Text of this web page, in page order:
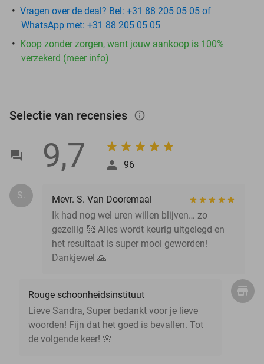
Vragen over de deal? Bel: +31 88 205 05 05 of
WhatsApp met: +31 88 205 05 05
Koop zonder zorgen, want jouw aankoop is 100%
verzekerd (meer info)
Selectie van recensies info_outlined
9,7 96
S.
Mevr. S. Van Dooremaal
Ik had nog wel uren willen blijven… zo
gezellig 🥰 Alles wordt keurig uitgelegd en
het resultaat is super mooi geworden!
Dankjewel 🙏
Rouge schoonheidsinstituut
Lieve Sandra, Super bedankt voor je lieve
woorden! Fijn dat het goed is bevallen. Tot
de volgende keer! 🌸